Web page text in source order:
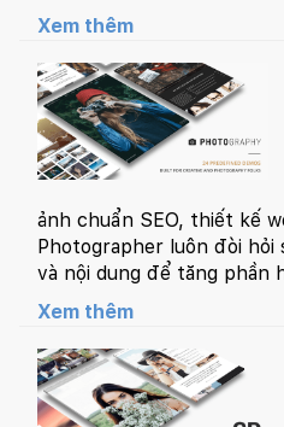
Xem thêm
ảnh chuẩn SEO, thiết kế
Photographer luôn đòi hỏi
và nội dung để tăng phần
Xem thêm